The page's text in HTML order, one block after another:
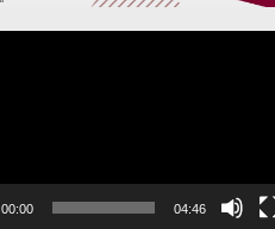
00:00 04:46